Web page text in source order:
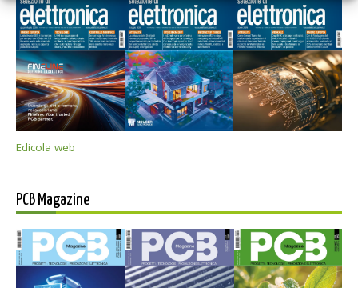
Edicola web
PCB Magazine